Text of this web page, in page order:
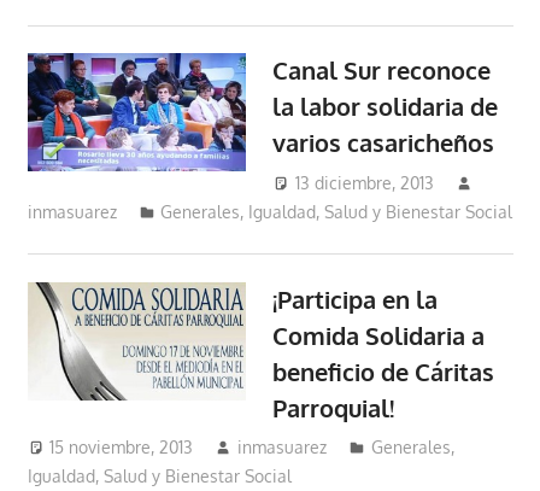
Canal Sur reconoce
la labor solidaria de
varios casaricheños
13 diciembre, 2013
inmasuarez
Generales, Igualdad, Salud y Bienestar Social
¡Participa en la
Comida Solidaria a
beneficio de Cáritas
Parroquial!
15 noviembre, 2013 inmasuarez Generales,
Igualdad, Salud y Bienestar Social